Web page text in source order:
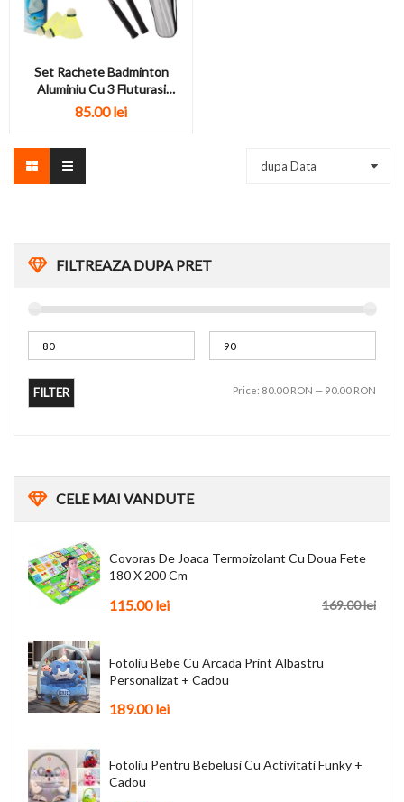
FILTREAZA DUPA PRET
FILTER Price: 80.00 RON — 90.00 RON
CELEMAI VANDUTE
Covoras De Joaca Termoizolant Cu Doua Fete
180 X 200 Cm
169.00 lei
115.00 lei
Fotoliu Bebe Cu Arcada Print Albastru
Personalizat + Cadou
189.00 lei
Fotoliu Pentru Bebelusi Cu Activitati Funky +
Cadou
Set Rachete Badminton
Aluminiu Cu 3 Fluturasi
Negru/verde
85.00 lei
dupa Data